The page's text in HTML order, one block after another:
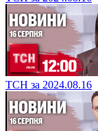
ТСН за 2024.08.16